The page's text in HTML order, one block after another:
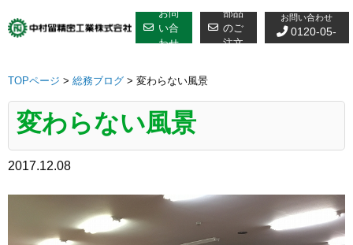
to
お問
い合
わせ
部品
のご
注文
お問い合わせ
0120-05-
TOPページ > 総務ブログ > 変わらない風景
変わらない風景
2017.12.08